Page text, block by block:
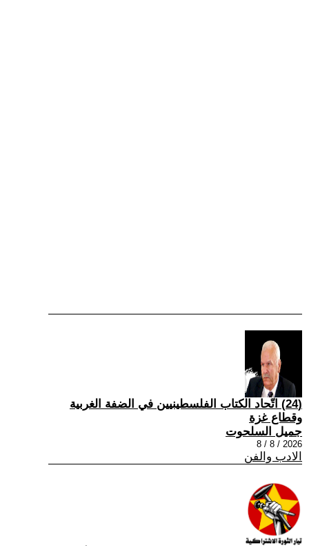
(24) اتّحاد الكتاب الفلسطينيين في الضفة الغربية
وقطاع غزة
جميل السلحوت
2026 / 8 / 8
الادب والفن